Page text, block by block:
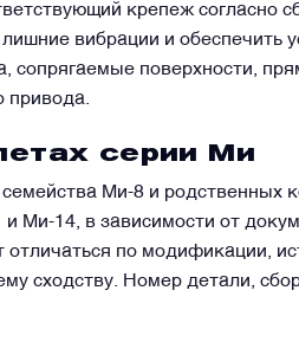
крепеж согласно
вибрации и обеспечить
поверхности,
привода.
серии Ми
Ми-8 и родственных
14, в зависимости от
по модификации,
сходству. Номер детали,
Facebook LinkedIn